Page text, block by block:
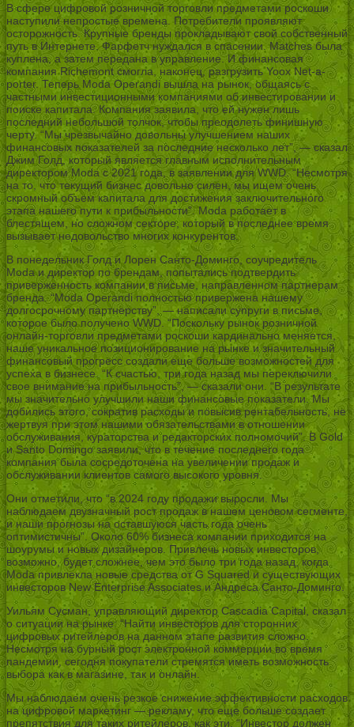
В сфере цифровой розничной торговли предметами роскоши
наступили непростые времена. Потребители проявляют
осторожность. Крупные бренды прокладывают свой собственный
путь в Интернете. Фарфетч нуждался в спасении. Matches была
куплена, а затем передана в управление. И финансовая
компания Richemont смогла, наконец, разгрузить Yoox Net-a-
porter. Теперь Moda Operandi вышла на рынок, общаясь с
частными инвестиционными компаниями об инвестировании и
поиске капитала. Компания заявила, что ей нужен лишь
последний небольшой толчок, чтобы преодолеть финишную
черту. “Мы чрезвычайно довольны улучшением наших
финансовых показателей за последние несколько лет”, — сказал
Джим Голд, который является главным исполнительным
директором Moda с 2021 года, в заявлении для WWD. “Несмотря
на то, что текущий бизнес довольно силен, мы ищем очень
скромный объем капитала для достижения заключительного
этапа нашего пути к прибыльности”. Moda работает в
блестящем, но сложном секторе, который в последнее время
вызывает недовольство многих конкурентов.
В понедельник Голд и Лорен Санто-Доминго, соучредитель
Moda и директор по брендам, попытались подтвердить
приверженность компании в письме, направленном партнерам
бренда. “Moda Operandi полностью привержена нашему
долгосрочному партнерству”, — написали супруги в письме,
которое было получено WWD. “Поскольку рынок розничной
онлайн-торговли предметами роскоши кардинально меняется,
наше уникальное позиционирование на рынке и значительный
финансовый прогресс создали еще больше возможностей для
успеха в бизнесе. “К счастью, три года назад мы переключили
свое внимание на прибыльность”, — сказали они. “В результате
мы значительно улучшили наши финансовые показатели. Мы
добились этого, сократив расходы и повысив рентабельность, не
жертвуя при этом нашими обязательствами в отношении
обслуживания, кураторства и редакторских полномочий”. В Gold
и Santo Domingo заявили, что в течение последнего года
компания была сосредоточена на увеличении продаж и
обслуживании клиентов самого высокого уровня.
Они отметили, что “в 2024 году продажи выросли. Мы
наблюдаем двузначный рост продаж в нашем ценовом сегменте,
и наши прогнозы на оставшуюся часть года очень
оптимистичны”. Около 60% бизнеса компании приходится на
шоурумы и новых дизайнеров. Привлечь новых инвесторов,
возможно, будет сложнее, чем это было три года назад, когда
Moda привлекла новые средства от G Squared и существующих
инвесторов New Enterprise Associates и Андреса Санто-Доминго.
Уильям Сусман, управляющий директор Cascadia Capital, сказал
о ситуации на рынке: “Найти инвесторов для сторонних
цифровых ритейлеров на данном этапе развития сложно.
Несмотря на бурный рост электронной коммерции во время
пандемии, сегодня покупатели стремятся иметь возможность
выбора как в магазине, так и онлайн.
Мы наблюдаем очень резкое снижение эффективности расходов
на цифровой маркетинг — рекламу, что еще больше создает
препятствия для таких ритейлеров, как эти. “Инвестор должен